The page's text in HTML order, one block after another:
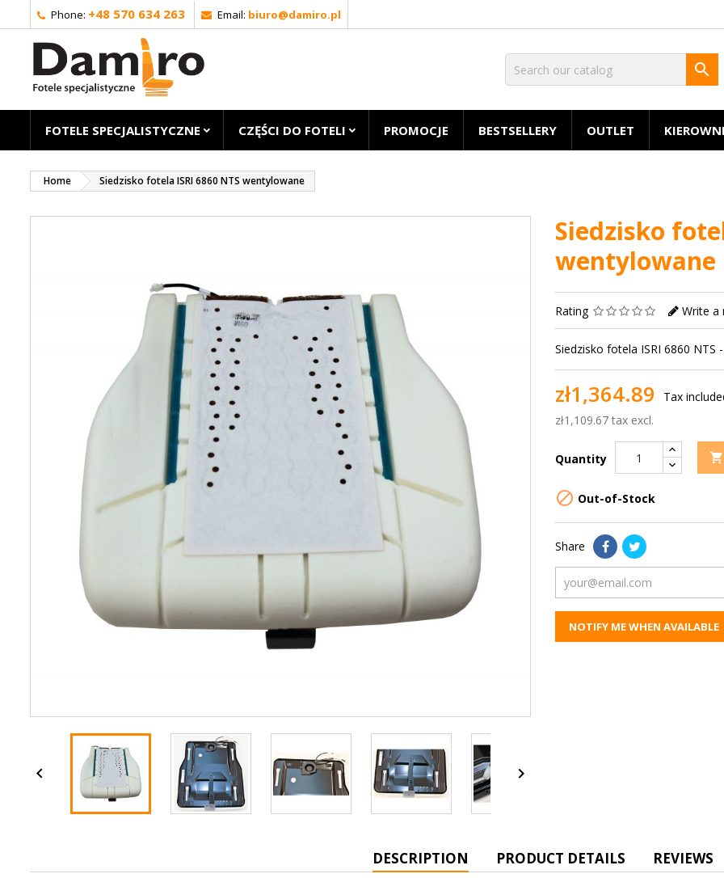
Phone: +48 570 634 263 Email: biuro@damiro.pl

FOTELE SPECJALISTYCZNE CZĘŚCI DO FOTELI PROMOCJE BESTSELLERY OUTLET
Home Siedzisko fotela ISRI 6860 NTS wentylowane
 
Siedzisko
wentylowane
Rating Write a
Siedzisko fotela ISRI 6860 NTS
zł1,364.89
zł1,109.67 tax excl.
Tax
Quantity 
 Out-of-Stock
Share
NOTIFY ME WHEN AVAILABLE
DESCRIPTION PRODUCT DETAILS REVIEWS